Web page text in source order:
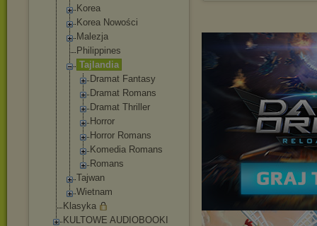
Korea
Korea Nowości
Malezja
Philippines
Tajlandia
Dramat Fantasy
Dramat Romans
Dramat Thriller
Horror
Horror Romans
Komedia Romans
Romans
Tajwan
Wietnam
Klasyka
KULTOWE AUDIOBOOKI